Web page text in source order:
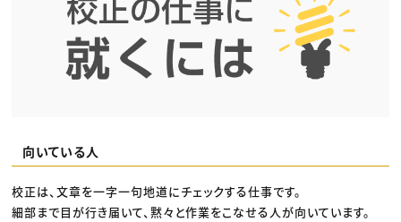
向いている人
校正は、文章を一字一句地道にチェックする仕事です。
細部まで目が行き届いて、黙々と作業をこなせる人が向いています。